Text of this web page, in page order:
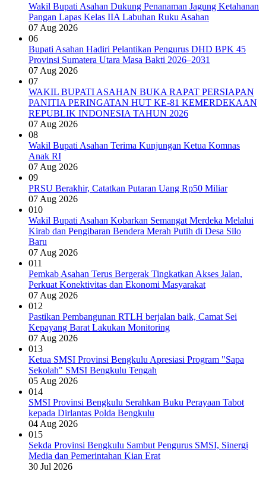
Wakil Bupati Asahan Dukung Penanaman Jagung Ketahanan
Pangan Lapas Kelas IIA Labuhan Ruku Asahan
07 Aug 2026
06
Bupati Asahan Hadiri Pelantikan Pengurus DHD BPK 45
Provinsi Sumatera Utara Masa Bakti 2026–2031
07 Aug 2026
07
WAKIL BUPATI ASAHAN BUKA RAPAT PERSIAPAN
PANITIA PERINGATAN HUT KE-81 KEMERDEKAAN
REPUBLIK INDONESIA TAHUN 2026
07 Aug 2026
08
Wakil Bupati Asahan Terima Kunjungan Ketua Komnas
Anak RI
07 Aug 2026
09
PRSU Berakhir, Catatkan Putaran Uang Rp50 Miliar
07 Aug 2026
010
Wakil Bupati Asahan Kobarkan Semangat Merdeka Melalui
Kirab dan Pengibaran Bendera Merah Putih di Desa Silo
Baru
07 Aug 2026
011
Pemkab Asahan Terus Bergerak Tingkatkan Akses Jalan,
Perkuat Konektivitas dan Ekonomi Masyarakat
07 Aug 2026
012
Pastikan Pembangunan RTLH berjalan baik, Camat Sei
Kepayang Barat Lakukan Monitoring
07 Aug 2026
013
Ketua SMSI Provinsi Bengkulu Apresiasi Program "Sapa
Sekolah" SMSI Bengkulu Tengah
05 Aug 2026
014
SMSI Provinsi Bengkulu Serahkan Buku Perayaan Tabot
kepada Dirlantas Polda Bengkulu
04 Aug 2026
015
Sekda Provinsi Bengkulu Sambut Pengurus SMSI, Sinergi
Media dan Pemerintahan Kian Erat
30 Jul 2026